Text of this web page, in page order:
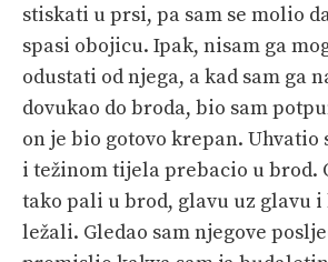
stiskati u prsi, pa sam se molio
spasi obojicu. Ipak, nisam ga
odustati od njega, a kad sam ga
dovukao do broda, bio sam
on je bio gotovo krepan. Uhvatio
i težinom tijela prebacio u brod.
tako pali u brod, glavu uz glavu i
ležali. Gledao sam njegove